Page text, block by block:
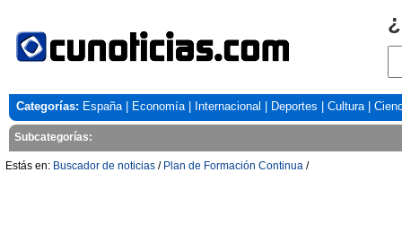
Categorías: España| Economía| Internacional Deportes Cultura|
Subcategorías:
Estás en: Buscador de noticias / Plan de Formación Continua /